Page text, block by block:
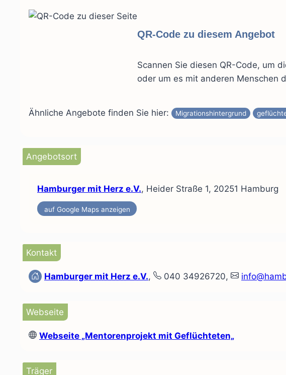
QR-Code zu diesem Angebot
Scannen Sie diesen QR-Code, um
oder um es mit anderen Menschen
Ähnliche Angebote finden Sie hier: Migrationshintergrund
Angebotsort
Hamburger mit Herz e.V., Heider Straße 1, 20251 Hamburg
auf Google Maps anzeigen
Kontakt
Hamburger mit Herz e.V., 040 34926720,
Webseite
Webseite „Mentorenprojekt mit Geflüchteten„
Träger